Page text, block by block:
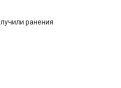
ранения